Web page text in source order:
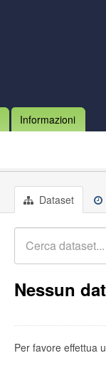
Informazioni
Dataset
Nessun
Per favore effettua